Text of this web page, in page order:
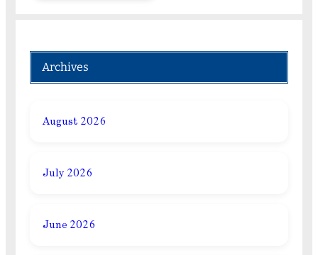
Archives
August 2026
July 2026
June 2026